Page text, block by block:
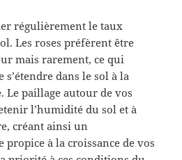
régulièrement le taux
Les roses préfèrent être
mais rarement, ce qui
dans le sol à la
Le paillage autour de vos
l’humidité du sol et à
créant ainsi un
à la croissance de vos